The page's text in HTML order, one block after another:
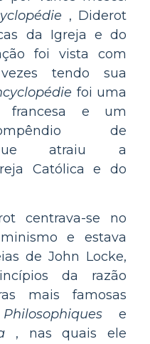
, Diderot
da Igreja e do
foi vista com
tendo sua
foi uma
francesa e um
de
que atraiu a
Católica e do
centrava-se no
e estava
de John Locke,
da razão
mais famosas
e
, nas quais ele